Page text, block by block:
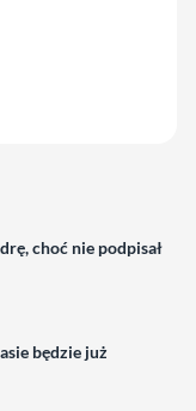
choć nie podpisał
będzie już